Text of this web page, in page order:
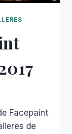
Facepaint
de